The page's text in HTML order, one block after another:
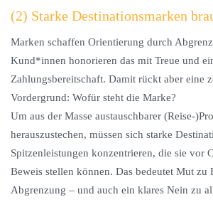
(2) Starke Destinationsmarken
Marken schaffen Orientierung durch
Kund*innen honorieren das mit Treue und
Zahlungsbereitschaft. Damit rückt aber eine
Vordergrund: Wofür steht die Marke?
Um aus der Masse austauschbarer (Reise-
herauszustechen, müssen sich starke
Spitzenleistungen konzentrieren, die sie vor
Beweis stellen können. Das bedeutet Mut zu
Abgrenzung – und auch ein klares Nein zu